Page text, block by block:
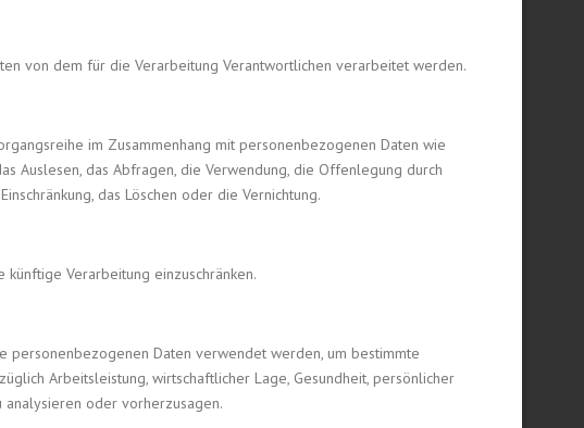
von dem für die Verarbeitung Verantwortlichen verarbeitet werden.
im Zusammenhang mit personenbezogenen Daten wie
Auslesen, das Abfragen, die Verwendung, die Offenlegung durch
das Löschen oder die Vernichtung.
Verarbeitung einzuschränken.
Daten verwendet werden, um bestimmte
Arbeitsleistung, wirtschaftlicher Lage, Gesundheit, persönlicher
analysieren oder vorherzusagen.